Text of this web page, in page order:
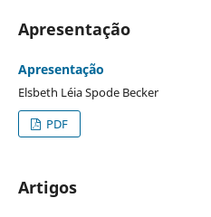
Apresentação
Apresentação
Elsbeth Léia Spode Becker
PDF
Artigos